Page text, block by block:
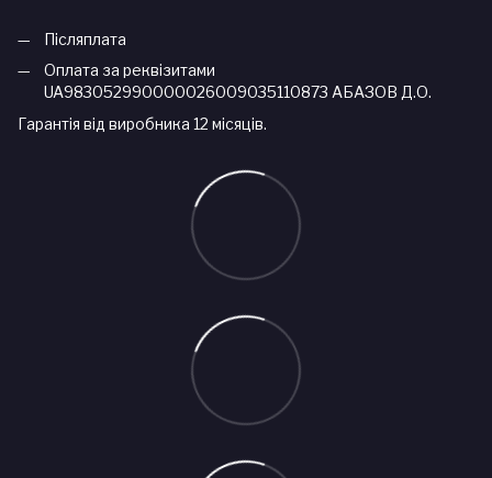
Післяплата
Оплата за реквізитами
UA983052990000026009035110873 АБАЗОВ Д.О.
Гарантія від виробника 12 місяців.